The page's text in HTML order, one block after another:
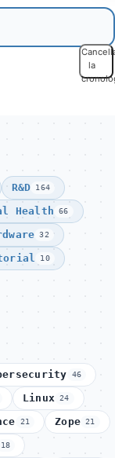
la
R&D 164
Health 66
32
10
46
Linux 24
21 Zope 21
18